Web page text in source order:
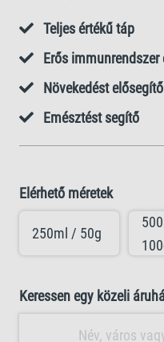
Teljes értékű táp
Erős
Növekedést elősegítő
Emésztést segítő
Elérhető méretek
250ml / 50g
Keressen egy közeli